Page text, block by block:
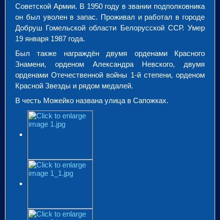
Советской Армии. В 1950 году в звании подполковника
он был уволен в запас. Проживал и работал в городе
Добруш Гомельской области Белорусской ССР. Умер
19 января 1987 года.
Был также награждён двумя орденами Красного
Знамени, орденом Александра Невского, двумя
орденами Отечественной войны 1-й степени, орденом
Красной Звезды и рядом медалей.
В честь Можейко названа улица в Сапожках.